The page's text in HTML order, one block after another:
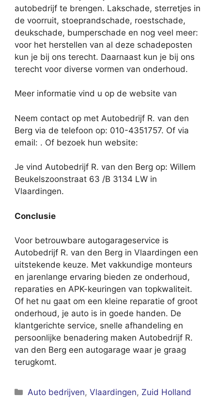
autobedrijf te brengen. Lakschade, sterretjes in
de voorruit, stoeprandschade, roestschade,
deukschade, bumperschade en nog veel meer:
voor het herstellen van al deze schadeposten
kun je bij ons terecht. Daarnaast kun je bij ons
terecht voor diverse vormen van onderhoud.
Meer informatie vind u op de website van
Neem contact op met Autobedrijf R. van den
Berg via de telefoon op: 010-4351757. Of via
email: . Of bezoek hun website:
Je vind Autobedrijf R. van den Berg op: Willem
Beukelszoonstraat 63 /B 3134 LW in
Vlaardingen.
Conclusie
Voor betrouwbare autogarageservice is
Autobedrijf R. van den Berg in Vlaardingen een
uitstekende keuze. Met vakkundige monteurs
en jarenlange ervaring bieden ze onderhoud,
reparaties en APK-keuringen van topkwaliteit.
Of het nu gaat om een kleine reparatie of groot
onderhoud, je auto is in goede handen. De
klantgerichte service, snelle afhandeling en
persoonlijke benadering maken Autobedrijf R.
van den Berg een autogarage waar je graag
terugkomt.
Categorieën
Auto bedrijven,Vlaardingen, Zuid Holland